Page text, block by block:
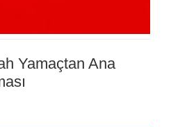
Yamaçtan Ana